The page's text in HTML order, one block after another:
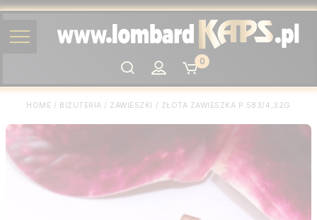
Szukaj
0
HOME / BIŻUTERIA / ZAWIESZKI / ZŁOTA ZAWIESZKA P.583/4,32G